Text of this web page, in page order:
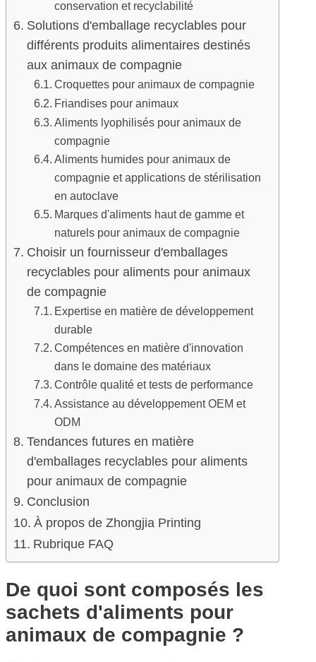
conservation et recyclabilité
Solutions d'emballage recyclables pour
différents produits alimentaires destinés
aux animaux de compagnie
Croquettes pour animaux de compagnie
Friandises pour animaux
Aliments lyophilisés pour animaux de
compagnie
Aliments humides pour animaux de
compagnie et applications de stérilisation
en autoclave
Marques d'aliments haut de gamme et
naturels pour animaux de compagnie
Choisir un fournisseur d'emballages
recyclables pour aliments pour animaux
de compagnie
Expertise en matière de développement
durable
Compétences en matière d'innovation
dans le domaine des matériaux
Contrôle qualité et tests de performance
Assistance au développement OEM et
ODM
Tendances futures en matière
d'emballages recyclables pour aliments
pour animaux de compagnie
Conclusion
À propos de Zhongjia Printing
Rubrique FAQ
De quoi sont composés les
sachets d'aliments pour
animaux de compagnie ?